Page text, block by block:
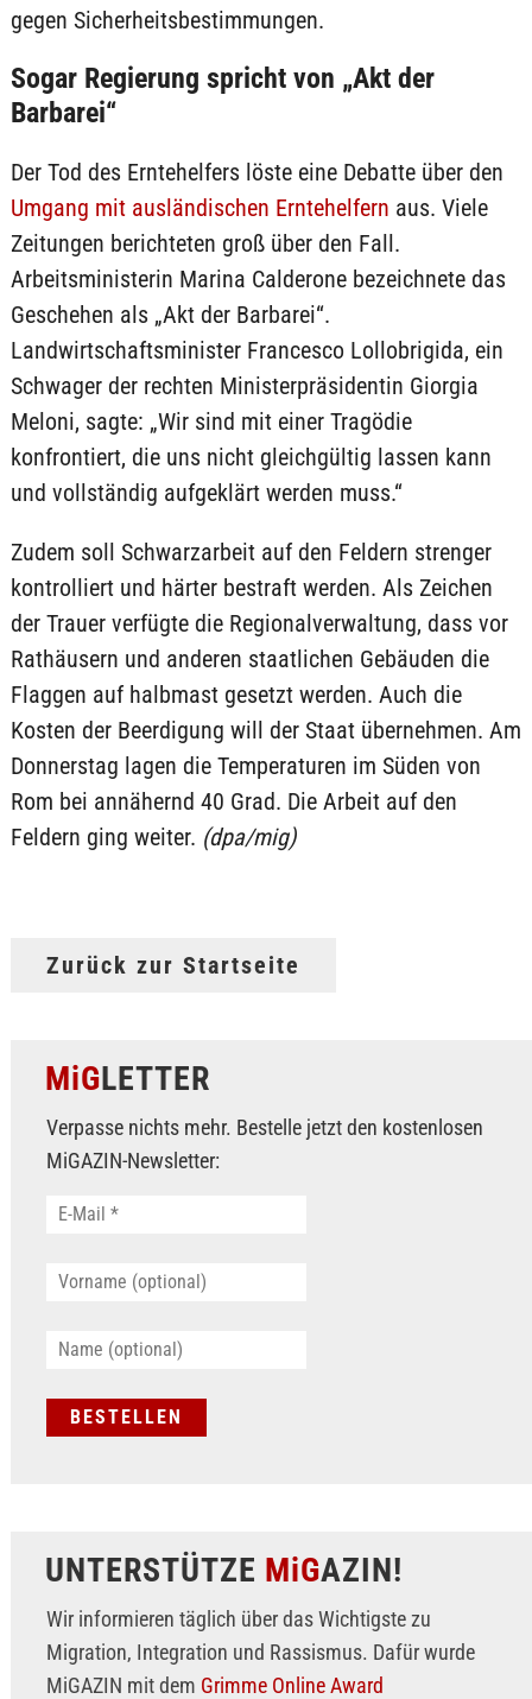
gegen Sicherheitsbestimmungen.
Sogar Regierung spricht von „Akt der
Barbarei“
Der Tod des Erntehelfers löste eine Debatte über den
Umgang mit ausländischen Erntehelfern aus. Viele
Zeitungen berichteten groß über den Fall.
Arbeitsministerin Marina Calderone bezeichnete das
Geschehen als „Akt der Barbarei“.
Landwirtschaftsminister Francesco Lollobrigida, ein
Schwager der rechten Ministerpräsidentin Giorgia
Meloni, sagte: „Wir sind mit einer Tragödie
konfrontiert, die uns nicht gleichgültig lassen kann
und vollständig aufgeklärt werden muss.“
Zudem soll Schwarzarbeit auf den Feldern strenger
kontrolliert und härter bestraft werden. Als Zeichen
der Trauer verfügte die Regionalverwaltung, dass vor
Rathäusern und anderen staatlichen Gebäuden die
Flaggen auf halbmast gesetzt werden. Auch die
Kosten der Beerdigung will der Staat übernehmen. Am
Donnerstag lagen die Temperaturen im Süden von
Rom bei annähernd 40 Grad. Die Arbeit auf den
Feldern ging weiter. (dpa/mig)
Zurück zur Startseite
MiGLETTER
Verpasse nichts mehr. Bestelle jetzt den kostenlosen
MiGAZIN-Newsletter:
UNTERSTÜTZE MiGAZIN!
Wir informieren täglich über das Wichtigste zu
Migration, Integration und Rassismus. Dafür wurde
MiGAZIN mit dem Grimme Online Award